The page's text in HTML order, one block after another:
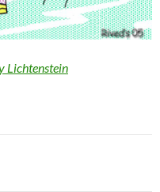
Lichtenstein